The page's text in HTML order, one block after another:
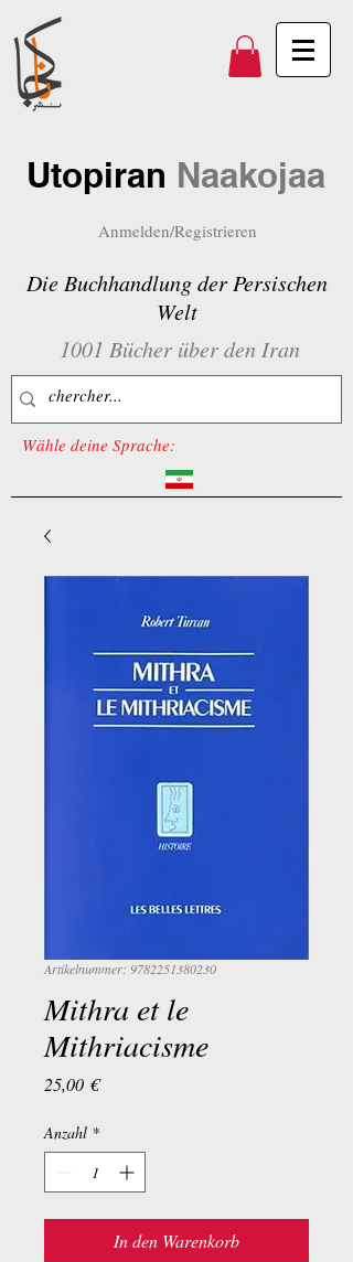
Utopiran Naakojaa
Anmelden/Registrieren
Die Buchhandlung der Persischen
Welt
1001 Bücher über den Iran
Wähle deine Sprache:
Artikelnummer: 9782251380230
Mithra et le
Mithriacisme
25,00 €Preis
Anzahl *
In den Warenkorb